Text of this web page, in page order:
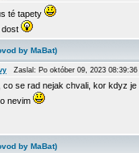
té tapety
dost
by MaBat)
Zaslal: Po október 09, 2023
co se rad nejak chvali, kor kdyz
nevim
by MaBat)